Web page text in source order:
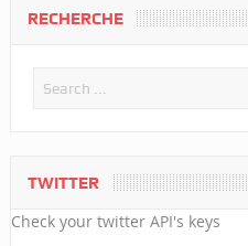
RECHERCHE
TWITTER
Check your twitter API's keys